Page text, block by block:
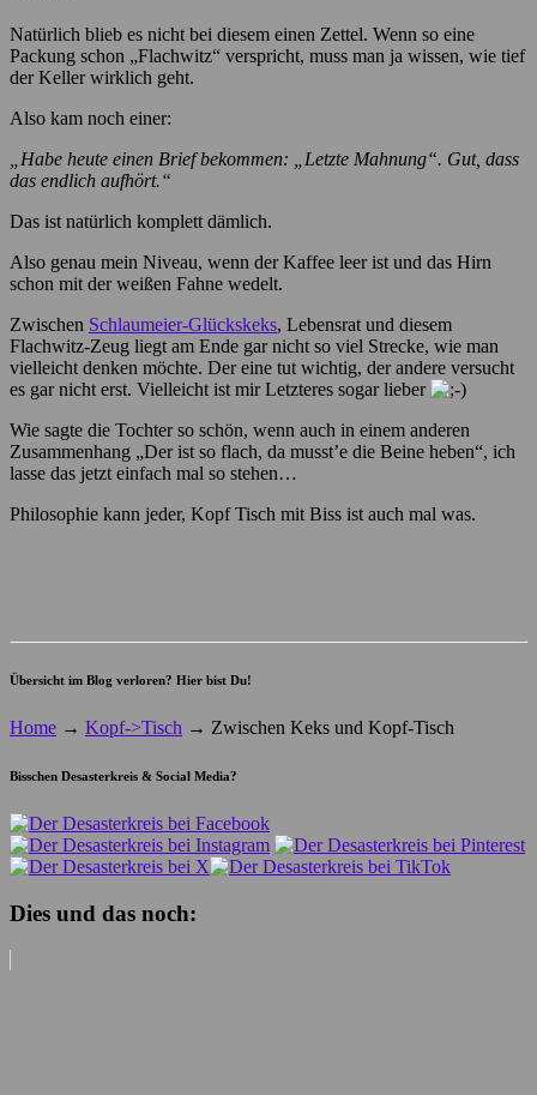
Natürlich blieb es nicht bei diesem einen Zettel. Wenn so eine
Packung schon „Flachwitz“ verspricht, muss man ja wissen, wie tief
der Keller wirklich geht.
Also kam noch einer:
„Habe heute einen Brief bekommen: „Letzte Mahnung“. Gut, dass
das endlich aufhört.“
Das ist natürlich komplett dämlich.
Also genau mein Niveau, wenn der Kaffee leer ist und das Hirn
schon mit der weißen Fahne wedelt.
Zwischen Schlaumeier-Glückskeks, Lebensrat und diesem
Flachwitz-Zeug liegt am Ende gar nicht so viel Strecke, wie man
vielleicht denken möchte. Der eine tut wichtig, der andere versucht
es gar nicht erst. Vielleicht ist mir Letzteres sogar lieber
Wie sagte die Tochter so schön, wenn auch in einem anderen
Zusammenhang „Der ist so flach, da musst’e die Beine heben“, ich
lasse das jetzt einfach mal so stehen…
Philosophie kann jeder, Kopf Tisch mit Biss ist auch mal was.
Übersicht im Blog verloren? Hier bist Du!
Home → Kopf->Tisch → Zwischen Keks und Kopf-Tisch
Bisschen Desasterkreis & Social Media?
Dies und das noch: